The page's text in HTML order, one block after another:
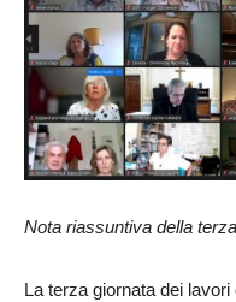
Nota riassuntiva della
La terza giornata dei lavori